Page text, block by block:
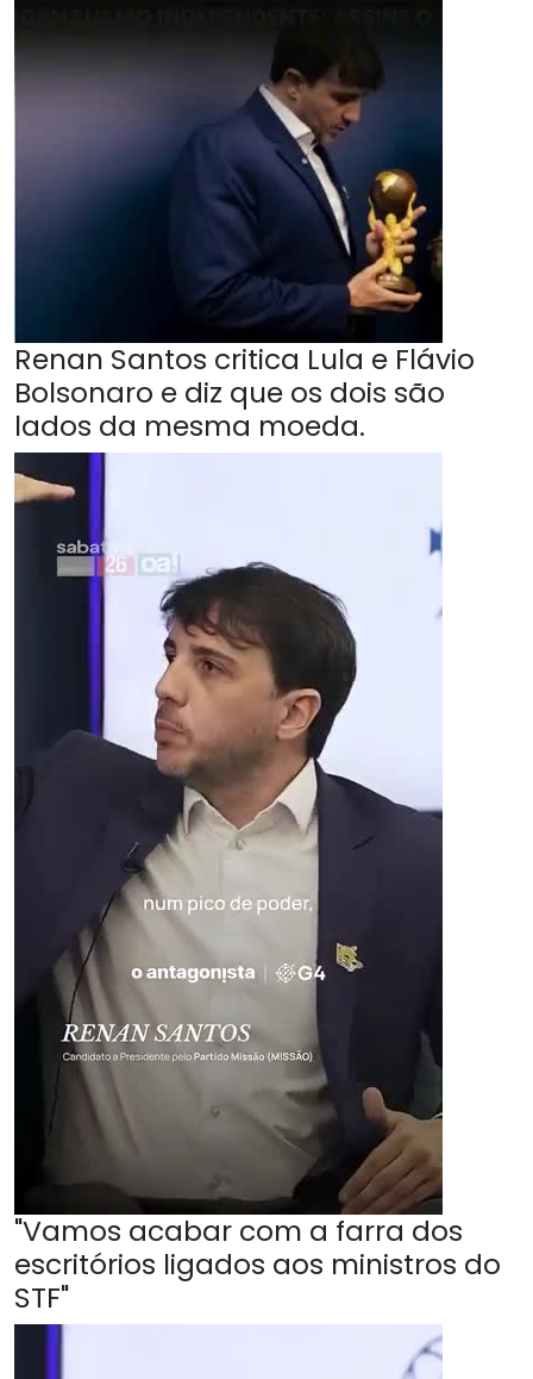
Renan Santos critica Lula e Flávio
Bolsonaro e diz que os dois são
lados da mesma moeda.
"Vamos acabar com a farra dos
escritórios ligados aos ministros do
STF"